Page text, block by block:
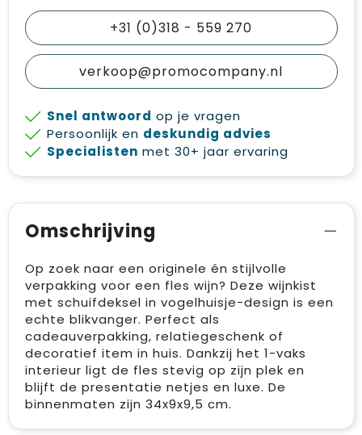
+31 (0)318 - 559 270
verkoop@promocompany.nl
Snel antwoord op je vragen
Persoonlijk en deskundig advies
Specialisten met 30+ jaar ervaring
Omschrijving
Op zoek naar een originele én stijlvolle
verpakking voor een fles wijn? Deze wijnkist
met schuifdeksel in vogelhuisje-design is een
echte blikvanger. Perfect als
cadeauverpakking, relatiegeschenk of
decoratief item in huis. Dankzij het 1-vaks
interieur ligt de fles stevig op zijn plek en
blijft de presentatie netjes en luxe. De
binnenmaten zijn 34x9x9,5 cm.